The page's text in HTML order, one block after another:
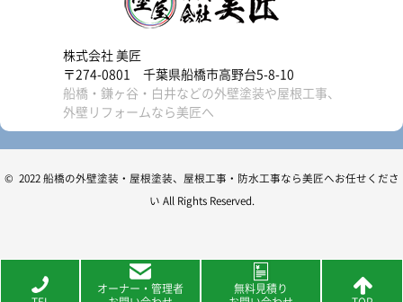
株式会社 美匠
〒274-0801 千葉県船橋市高野台5-8-10
船橋・鎌ヶ谷・白井などの外壁塗装や屋根工事、
外壁リフォームなら美匠へ
© 2022 船橋の外壁塗装・屋根塗装、屋根工事・防水工事なら美匠へお任せくださ
い All Rights Reserved.
オーナー・管理者
無料見積り